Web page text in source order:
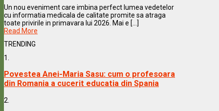
Un nou eveniment care imbina perfect lumea vedetelor
cu informatia medicala de calitate promite sa atraga
toate privirile in primavara lui 2026. Mai e [...]
Read More
TRENDING
1.
Povestea Anei-Maria Sasu: cum o profesoara
din Romania a cucerit educatia din Spania
2.